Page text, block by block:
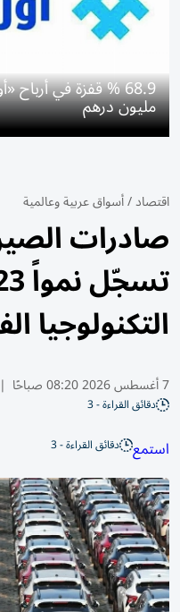
مليون درهم
اقتصاد/أسواق عربية وعالمية
صادرات
التكنولوجيا
7 أغسطس 2026 08:20 صباحًا |
دقائق القراءة - 3
استمع دقائق القراءة - 3